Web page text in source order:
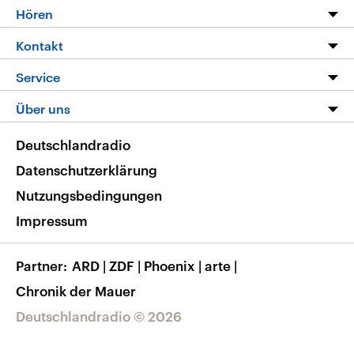
Programm
Die Nachrichten
Nachrichtenleicht
Neue Beiträge auf dlf.de
Hören
Livestream
Podcasts
Deutschlandfunk App
Nachrichten App
Frequenzen
Kontakt
Hörerservice
Service
FAQ
Veranstaltungen
Musikliste
RSS
Über uns
Barrierefreiheit
Deutschlandradio © 2026
Deutschlandradio
Datenschutzerklärung
Nutzungsbedingungen
Impressum
Partner ARD | ZDF | Phoenix | arte |
Chronik der Mauer